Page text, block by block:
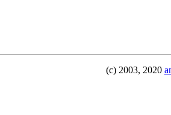
(c) 2003, 2020